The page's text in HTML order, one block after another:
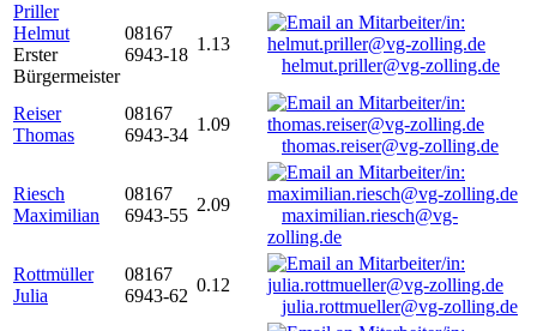
Priller
Helmut
Erster
Bürgermeister
08167
6943-18
1.13
helmut.priller@vg-zolling.de
Reiser
Thomas
08167
6943-34
1.09
thomas.reiser@vg-zolling.de
Riesch
Maximilian
08167
6943-55
2.09
maximilian.riesch@vg-
zolling.de
Rottmüller
Julia
08167
6943-62
0.12
julia.rottmueller@vg-zolling.de